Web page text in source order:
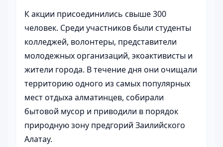
К акции присоединились свыше 300
человек. Среди участников были студенты
колледжей, волонтеры, представители
молодежных организаций, экоактивисты и
жители города. В течение дня они очищали
территорию одного из самых популярных
мест отдыха алматинцев, собирали
бытовой мусор и приводили в порядок
природную зону предгорий Заилийского
Алатау.